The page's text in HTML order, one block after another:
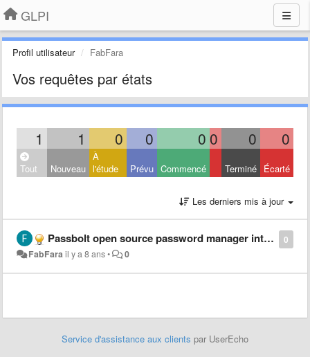
GLPI
Profil utilisateur FabFara
Vos requêtes par états
1 1 0 0 0 0 0 0
Tout Nouveau
À
l'étude
Prévu Commencé Terminé Écarté
Les derniers mis à jour
0
Passbolt open source password manager integration
FabFarail y a 8 ans• 0
Service d'assistance aux clients par UserEcho